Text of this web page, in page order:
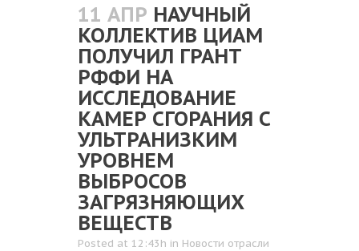
11 АПР НАУЧНЫЙ
КОЛЛЕКТИВ ЦИАМ
ПОЛУЧИЛ ГРАНТ
РФФИ НА
ИССЛЕДОВАНИЕ
КАМЕР СГОРАНИЯ С
УЛЬТРАНИЗКИМ
УРОВНЕМ
ВЫБРОСОВ
ЗАГРЯЗНЯЮЩИХ
ВЕЩЕСТВ
Posted at 12:43h in Новости отрасли